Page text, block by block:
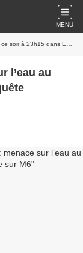
MENU
Enquête exclusive sur M6
l’eau au